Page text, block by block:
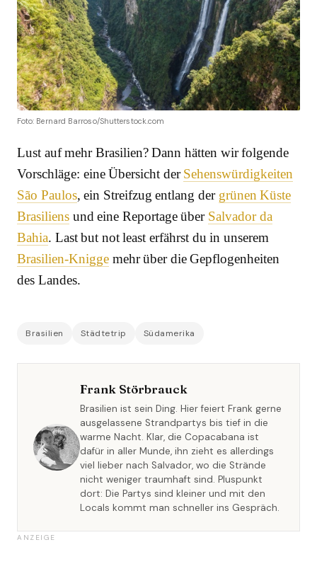
Foto: Bernard Barroso/Shutterstock.com
Lust auf mehr Brasilien? Dann hätten wir folgende
Vorschläge: eine Übersicht derSehenswürdigkeiten
São Paulos, ein Streifzug entlang der grünen Küste
Brasiliens und eine Reportage über Salvador da
Bahia. Last but not least erfährst du in unserem
Brasilien-Knigge mehr über die Gepflogenheiten
des Landes.
Brasilien Städtetrip Südamerika
Frank Störbrauck
Brasilien ist sein Ding. Hier feiert Frank gerne
ausgelassene Strandpartys bis tief in die
warme Nacht. Klar, die Copacabana ist
dafür in aller Munde, ihn zieht es allerdings
viel lieber nach Salvador, wo die Strände
nicht weniger traumhaft sind. Pluspunkt
dort: Die Partys sind kleiner und mit den
Locals kommt man schneller ins Gespräch.
ANZEIGE